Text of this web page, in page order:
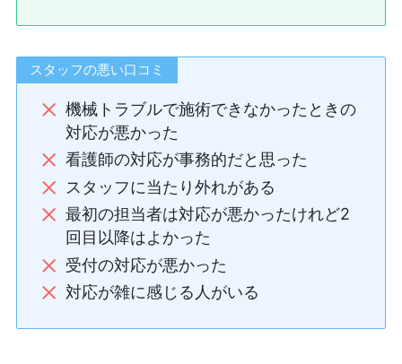
スタッフの悪い口コミ
機械トラブルで施術できなかったときの
対応が悪かった
看護師の対応が事務的だと思った
スタッフに当たり外れがある
最初の担当者は対応が悪かったけれど2
回目以降はよかった
受付の対応が悪かった
対応が雑に感じる人がいる